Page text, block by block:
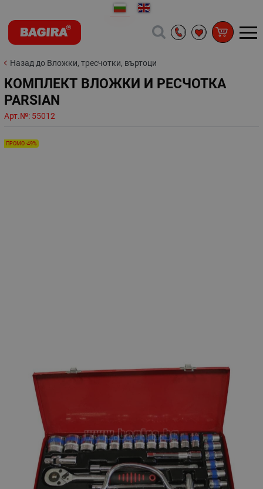
Назад до Вложки, тресчотки, въртоци
КОМПЛЕКТ ВЛОЖКИ И РЕСЧОТКА
PARSIAN
Арт.№: 55012
ПРОМО -49%